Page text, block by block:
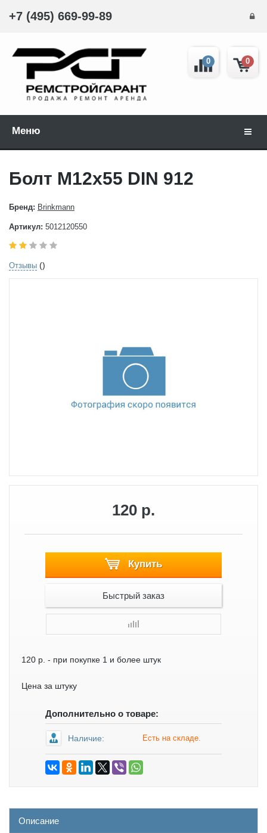
+7 (495) 669-99-89
0
0
Меню
Болт М12x55 DIN 912
Бренд: Brinkmann
Артикул: 5012120550
Отзывы ()
120 р.
Купить
Быстрый заказ
120 р. - при покупке 1 и более штук
Цена за штуку
Дополнительно о товаре:
Наличие: Есть на складе.
Описание